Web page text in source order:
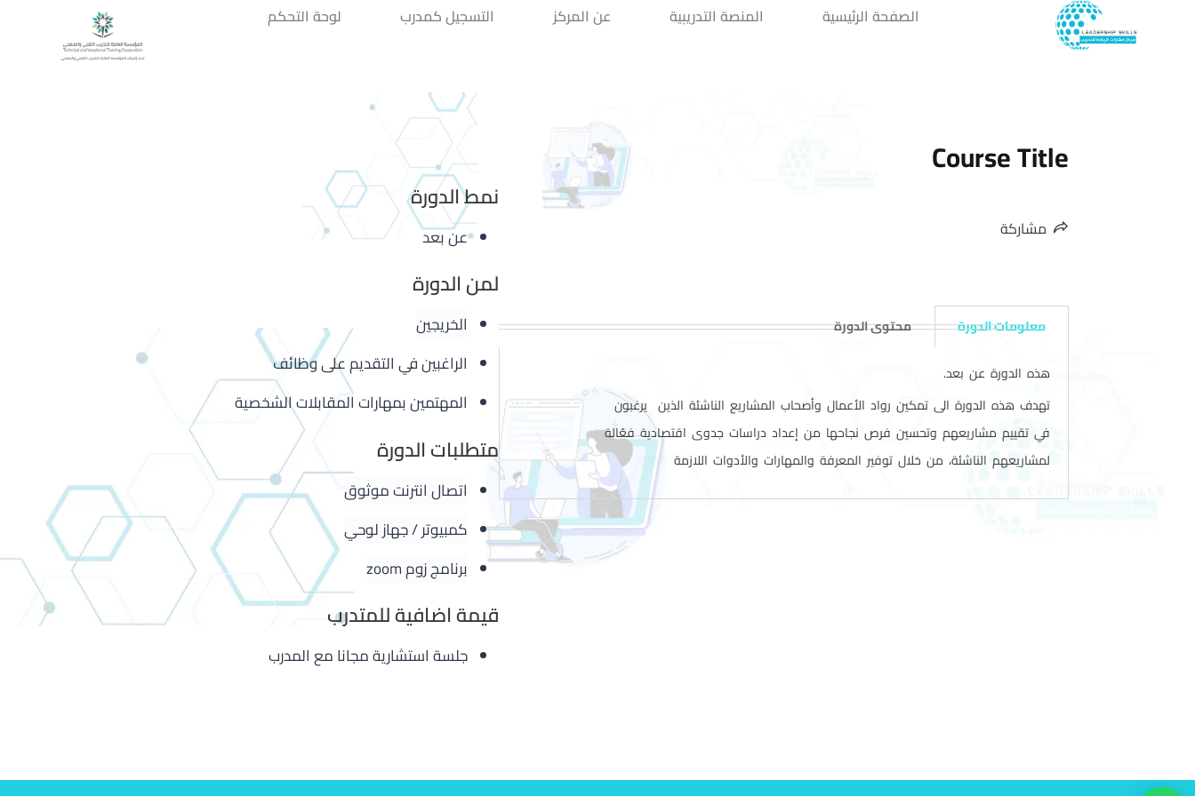
الصفحة الرئيسية المنصة التدريبية عن المركز التسجيل كمدرب لوحة التحكم
Course Title
مشاركة
معلومات الدورة محتوى الدورة
هذه الدورة عن بعد.
تهدف هذه الدورة الى تمكين رواد الأعمال وأصحاب المشاريع الناشئة الذين يرغبون
في تقييم مشاريعهم وتحسين فرص نجاحها من إعداد دراسات جدوى اقتصادية فعّالة
لمشاريعهم الناشئة، من خلال توفير المعرفة والمهارات والأدوات اللازمة
نمط الدورة
عن بعد
لمن الدورة
الخريجين
الراغبين في التقديم على وظائف
المهتمين بمهارات المقابلات الشخصية
متطلبات الدورة
اتصال انترنت موثوق
كمبيوتر / جهاز لوحي
برنامج زوم zoom
قيمة اضافية للمتدرب
جلسة استشارية مجانا مع المدرب